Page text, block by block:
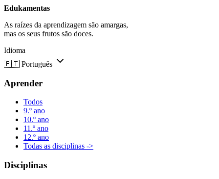
Edukamentas
As raízes da aprendizagem são amargas,
mas os seus frutos são doces.
Idioma
🇵🇹 Português
Aprender
Todos
9.º ano
10.º ano
11.º ano
12.º ano
Todas as disciplinas ->
Disciplinas